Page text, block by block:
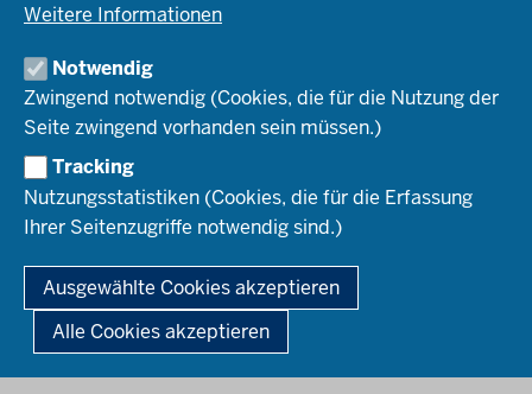
Weitere Informationen
Notwendig
Zwingend notwendig (Cookies, die für die Nutzung der
Seite zwingend vorhanden sein müssen.)
Tracking
Nutzungsstatistiken (Cookies, die für die Erfassung
Ihrer Seitenzugriffe notwendig sind.)
Ausgewählte Cookies akzeptieren
Alle Cookies akzeptieren
Rechtsrahmen
Bewerbung
Amtsblatt abonnieren
© 2026 Zentren für schulpraktische Lehrerausbildung des Landes
Fußzeile
Impressum Datenschutz Barrierefreiheit